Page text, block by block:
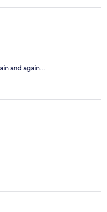
and again...